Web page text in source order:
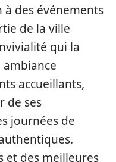
des événements
de la ville
qui la
ambiance
accueillants,
de ses
journées de
et des meilleures